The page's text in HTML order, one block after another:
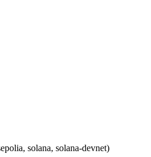
solana, solana-devnet)